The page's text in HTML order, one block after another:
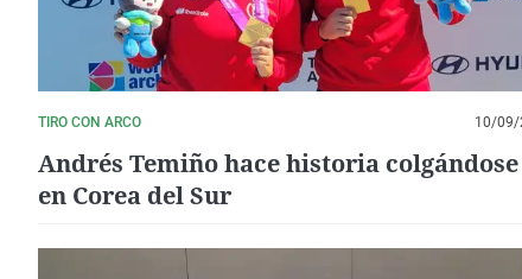
TIRO CON ARCO 10/09/
Andrés Temiño hace historia
en Corea del Sur